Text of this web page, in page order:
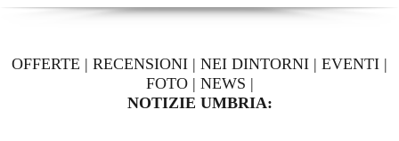
OFFERTE | RECENSIONI | NEI DINTORNI | EVENTI |
FOTO| NEWS |
NOTIZIE UMBRIA: